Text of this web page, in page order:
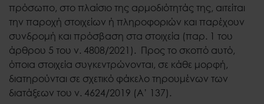
πρόσωπο, στο πλαίσιο της αρμοδιότητάς της, αιτείται
την παροχή στοιχείων ή πληροφοριών και παρέχουν
συνδρομή και πρόσβαση στα στοιχεία (παρ. 1 του
άρθρου 5 του ν. 4808/2021). Προς το σκοπό αυτό,
όποια στοιχεία συγκεντρώνονται, σε κάθε μορφή,
διατηρούνται σε σχετικό φάκελο τηρουμένων των
διατάξεων του ν. 4624/2019 (Α’ 137).